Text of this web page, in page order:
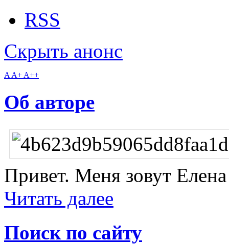
RSS
Скрыть анонс
A A+ A++
Об авторе
Привет. Меня зовут Елена
Читать далее
Поиск по сайту